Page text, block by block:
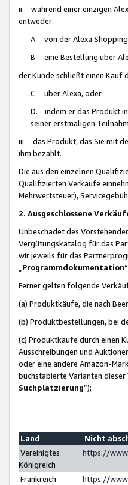
ii. während einer einzigen
entweder:
A. von der Alexa
B. eine Bestellung über
der Kunde schließt einen Kauf
C. über Alexa, oder
D. indem er das Produkt
seiner erstmaligen
iii. das Produkt, das Sie mit
ihm bezahlt.
Die aus den einzelnen
Qualifizierten Verkäufe
Mehrwertsteuer),
2. Ausgeschlossene
Unbeschadet des
Vergütungskatalog für das
wir jeweils für das
Programmdokumentation
Ferner gelten folgende
(a) Produktkäufe, die nach
(b) Produktbestellungen, bei
(c) Produktkäufe durch einen
Ausschreibungen und
oder eine andere Amazon-
buchstabierte Varianten dieser
Suchplatzierung”);
Land
Nicht
Vereinigtes
Königreich
https://
Frankreich
https://